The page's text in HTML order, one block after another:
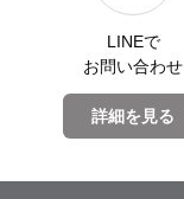
LINEで
お問い合わせ
詳細を見る